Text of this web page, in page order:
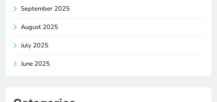
September 2025
August 2025
July 2025
June 2025